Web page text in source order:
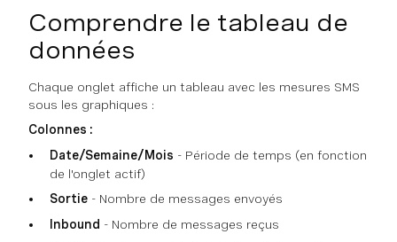
Comprendre le tableau de
données
Chaque onglet affiche un tableau avec les mesures SMS
sous les graphiques :
Colonnes :
Date/Semaine/Mois - Période de temps (en fonction
de l'onglet actif)
Sortie - Nombre de messages envoyés
Inbound - Nombre de messages reçus